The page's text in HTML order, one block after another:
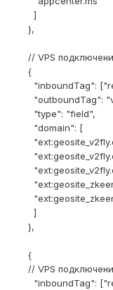
]
},
// VPS
{
"inboundTag":
"outboundTag":
"type": "field",
"domain": [
]
},
{
// VPS
"inboundTag":